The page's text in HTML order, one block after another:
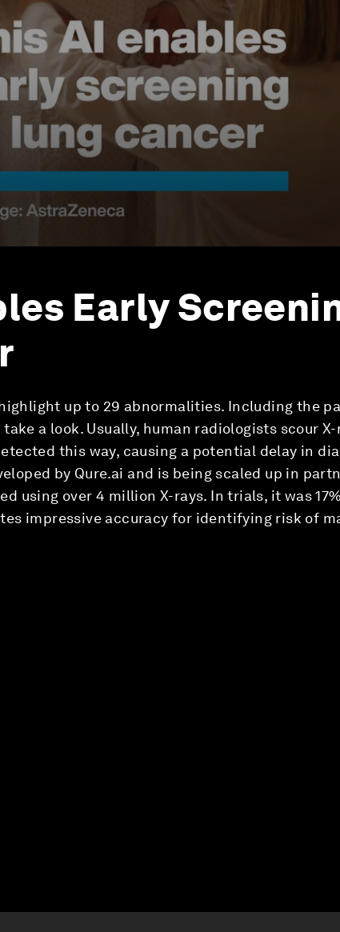
Early
up to 29 abnormalities. Including the
a look. Usually, human radiologists scour X-
this way, causing a potential delay in
by Qure.ai and is being scaled up in
using over 4 million X-rays. In trials, it was
impressive accuracy for identifying risk of